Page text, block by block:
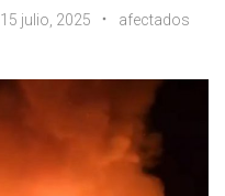
15 julio, 2025
afectados